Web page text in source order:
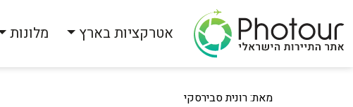
אטרקציות בארץ מלונות
מאת: רונית סבירסקי